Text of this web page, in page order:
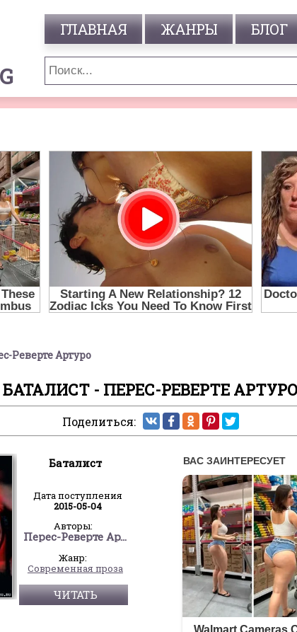
ГЛАВНАЯ ЖАНРЫ БЛОГ
Реверте Артуро
БАТАЛИСТ - ПЕРЕС-РЕВЕРТЕ АРТУРО
Поделиться:
Баталист
Дата поступления
2015-05-04
Авторы:
Перес-Реверте Артуро
Жанр:
Современная проза
ЧИТАТЬ